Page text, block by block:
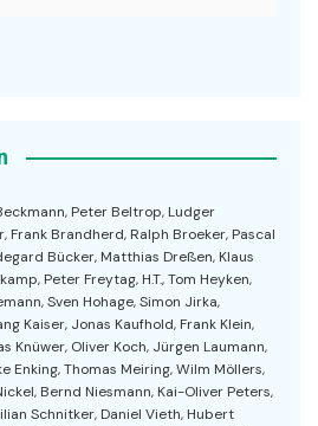
Peter Beltrop, Ludger
Frank Brandherd, Ralph Broeker, Pascal
Bücker, Matthias Dreßen, Klaus
Peter Freytag, H.T., Tom Heyken,
Sven Hohage, Simon Jirka,
Kaiser, Jonas Kaufhold, Frank Klein,
Knüwer, Oliver Koch, Jürgen Laumann,
Enking, Thomas Meiring, Wilm Möllers,
Bernd Niesmann, Kai-Oliver Peters,
Schnitker, Daniel Vieth, Hubert